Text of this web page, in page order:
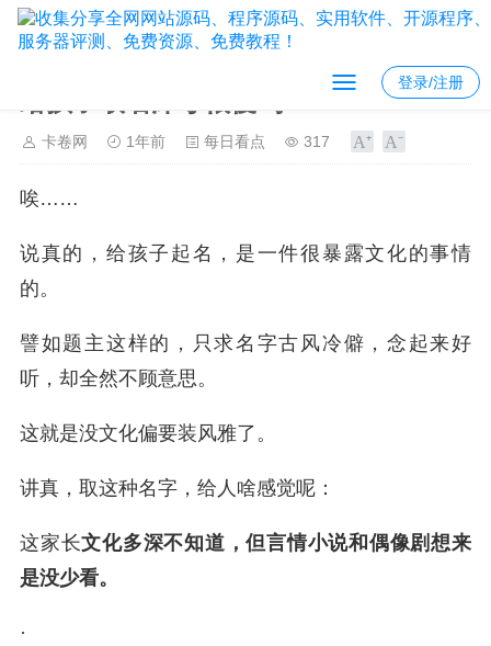
登录/注册
卡卷网 1年前 每日看点 317
唉……
说真的，给孩子起名，是一件很暴露文化的事情
的。
譬如题主这样的，只求名字古风冷僻，念起来好
听，却全然不顾意思。
这就是没文化偏要装风雅了。
讲真，取这种名字，给人啥感觉呢：
这家长文化多深不知道，但言情小说和偶像剧想来
是没少看。
·